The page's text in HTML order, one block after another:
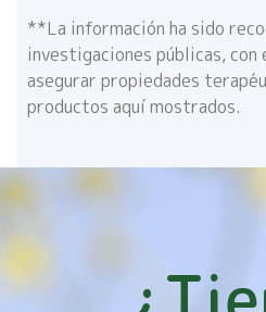
**La información ha sido
investigaciones públicas, con
asegurar propiedades
productos aquí mostrados.